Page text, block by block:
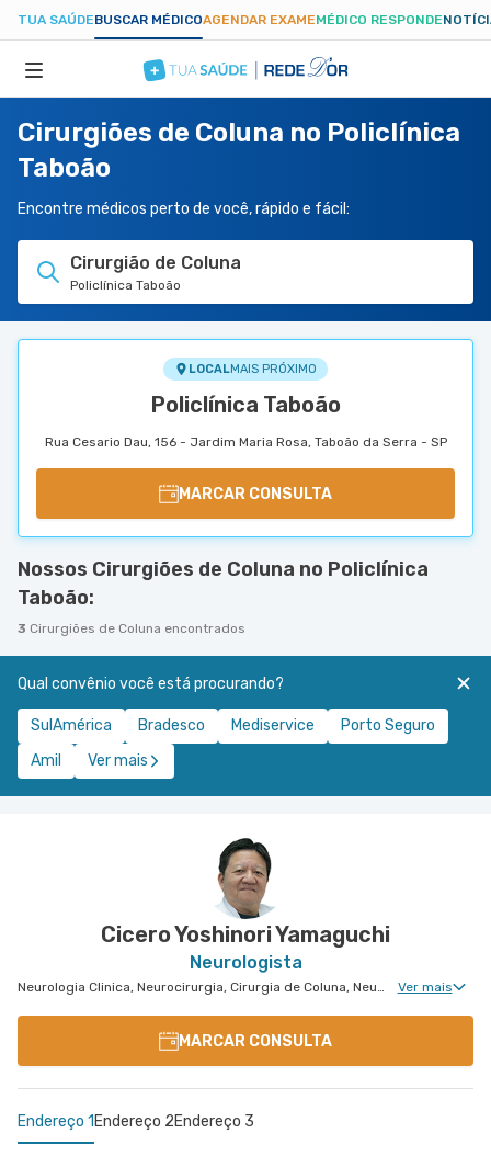
TUA SAÚDEBUSCAR MÉDICOAGENDAR EXAMEMÉDICO RESPONDE
ESPECIALIDADES
HOSPITAIS
TUASAUDE.COM
Cirurgiões de Coluna no Policlínica
Taboão
Encontre médicos perto de você, rápido e fácil:
Cirurgião de Coluna
Policlínica Taboão
LOCALMAIS PRÓXIMO
Policlínica Taboão
Rua Cesario Dau, 156 - Jardim Maria Rosa, Taboão da Serra - SP
MARCAR CONSULTA
Nossos Cirurgiões de Coluna no Policlínica
Taboão:
3 Cirurgiões de Coluna encontrados
Qual convênio você está procurando?
SulAmérica Bradesco Mediservice
Porto Seguro
Amil
Ver mais
Cicero Yoshinori Yamaguchi
Neurologista
Neurologia Clinica, Neurocirurgia, Cirurgia de Coluna, Neurocirurgia Oncológica, Clínica da Dor Geral, Neurocirurgia de Coluna, Neurocirurgia Pediátrica, Neurologia Pediátrica, Cirurgia Pediátrica de Coluna Ver mais
MARCAR CONSULTA
Endereço 1 Endereço 2Endereço 3